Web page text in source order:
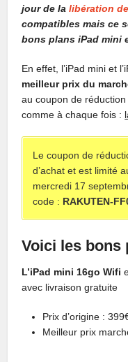
jour de lalibération
compatibles mais ce
bons plans iPad mini
En effet, l’iPad mini et
meilleur prix du
au coupon de
comme à chaque fois :
Le coupon de
d’achat et est limité
mercredi 17
code : RAKUTEN-
Voici les bons
L’iPad mini 16go Wifi
avec livraison gratuite
Prix d’origine :
Meilleur prix